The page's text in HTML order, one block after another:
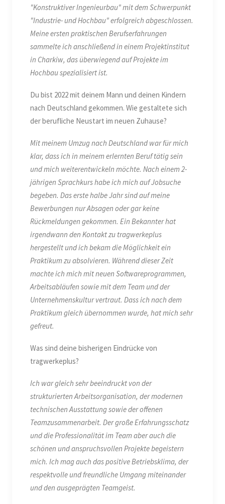
"Konstruktiver Ingenieurbau" mit dem Schwerpunkt
"Industrie- und Hochbau" erfolgreich abgeschlossen.
Meine ersten praktischen Berufserfahrungen
sammelte ich anschließend in einem Projektinstitut
in Charkiw, das überwiegend auf Projekte im
Hochbau spezialisiert ist.
Du bist 2022 mit deinem Mann und deinen Kindern
nach Deutschland gekommen. Wie gestaltete sich
der berufliche Neustart im neuen Zuhause?
Mit meinem Umzug nach Deutschland war für mich
klar, dass ich in meinem erlernten Beruf tätig sein
und mich weiterentwickeln möchte. Nach einem 2-
jährigen Sprachkurs habe ich mich auf Jobsuche
begeben. Das erste halbe Jahr sind auf meine
Bewerbungen nur Absagen oder gar keine
Rückmeldungen gekommen. Ein Bekannter hat
irgendwann den Kontakt zu tragwerkeplus
hergestellt und ich bekam die Möglichkeit ein
Praktikum zu absolvieren. Während dieser Zeit
machte ich mich mit neuen Softwareprogrammen,
Arbeitsabläufen sowie mit dem Team und der
Unternehmenskultur vertraut. Dass ich nach dem
Praktikum gleich übernommen wurde, hat mich sehr
gefreut.
Was sind deine bisherigen Eindrücke von
tragwerkeplus?
Ich war gleich sehr beeindruckt von der
strukturierten Arbeitsorganisation, der modernen
technischen Ausstattung sowie der offenen
Teamzusammenarbeit. Der große Erfahrungsschatz
und die Professionalität im Team aber auch die
schönen und anspruchsvollen Projekte begeistern
mich. Ich mag auch das positive Betriebsklima, der
respektvolle und freundliche Umgang miteinander
und den ausgeprägten Teamgeist.